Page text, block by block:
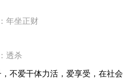
年坐正财
透杀
不爱干体力活，爱享受，在社会